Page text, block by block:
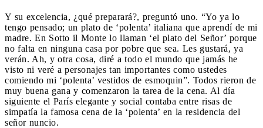
Y su excelencia, ¿qué preparará?, preguntó uno. “Yo ya lo
tengo pensado; un plato de ‘polenta’ ita­liana que aprendí de mi
madre. En Sotto il Monte lo lla­man ‘el plato del Señor’ porque
no falta en ninguna casa por pobre que sea. Les gustará, ya
verán. Ah, y otra cosa, diré a todo el mundo que jamás he
visto ni veré a personajes tan importantes como ustedes
comiendo mi ‘polenta’ vestidos de esmoquin”. Todos rieron de
muy buena gana y comenzaron la tarea de la cena. Al día
siguiente el París elegante y social contaba entre risas de
simpatía la famosa cena de la ‘polenta’ en la residencia del
señor nuncio.